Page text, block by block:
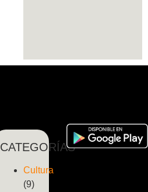
CATEGORÍAS
Cultura
(9)